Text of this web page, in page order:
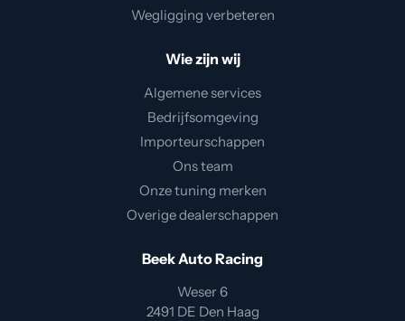
Wegligging verbeteren
Wie zijn wij
Algemene services
Bedrijfsomgeving
Importeurschappen
Ons team
Onze tuning merken
Overige dealerschappen
Beek Auto Racing
Weser 6
2491 DE Den Haag